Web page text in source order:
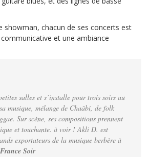
showman, chacun de ses concerts est
et une ambiance
salles et s’installe pour trois soirs au
musique, mélange de Chaâbi, de folk
Sur scène, ses compositions prennent
et touchante. à voir ! Akli D. est
exportateurs de la musique berbère à
France Soir